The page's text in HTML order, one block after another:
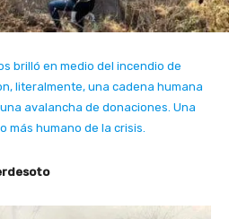
brilló en medio del incendio de
literalmente, una cadena humana
avalancha de donaciones. Una
más humano de la crisis.